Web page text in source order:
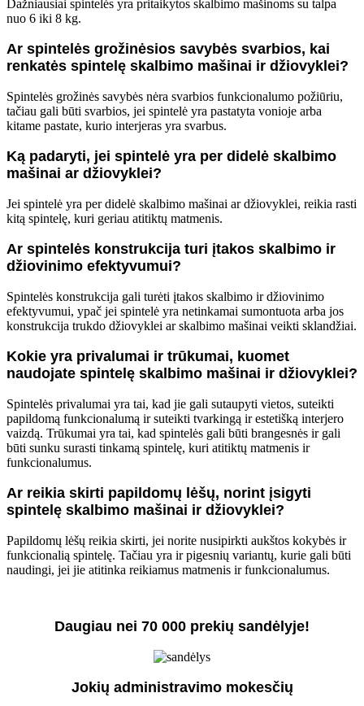
Dažniausiai spintelės yra pritaikytos skalbimo mašinoms su talpa
nuo 6 iki 8 kg.
Ar spintelės grožinėsios savybės svarbios, kai
renkatės spintelę skalbimo mašinai ir džiovyklei?
Spintelės grožinės savybės nėra svarbios funkcionalumo požiūriu,
tačiau gali būti svarbios, jei spintelė yra pastatyta vonioje arba
kitame pastate, kurio interjeras yra svarbus.
Ką padaryti, jei spintelė yra per didelė skalbimo
mašinai ar džiovyklei?
Jei spintelė yra per didelė skalbimo mašinai ar džiovyklei, reikia rasti
kitą spintelę, kuri geriau atitiktų matmenis.
Ar spintelės konstrukcija turi įtakos skalbimo ir
džiovinimo efektyvumui?
Spintelės konstrukcija gali turėti įtakos skalbimo ir džiovinimo
efektyvumui, ypač jei spintelė yra netinkamai sumontuota arba jos
konstrukcija trukdo džiovyklei ar skalbimo mašinai veikti sklandžiai.
Kokie yra privalumai ir trūkumai, kuomet
naudojate spintelę skalbimo mašinai ir džiovyklei?
Spintelės privalumai yra tai, kad jie gali sutaupyti vietos, suteikti
papildomą funkcionalumą ir suteikti tvarkingą ir estetišką interjero
vaizdą. Trūkumai yra tai, kad spintelės gali būti brangesnės ir gali
būti sunku surasti tinkamą spintelę, kuri atitiktų matmenis ir
funkcionalumus.
Ar reikia skirti papildomų lėšų, norint įsigyti
spintelę skalbimo mašinai ir džiovyklei?
Papildomų lėšų reikia skirti, jei norite nusipirkti aukštos kokybės ir
funkcionalią spintelę. Tačiau yra ir pigesnių variantų, kurie gali būti
naudingi, jei jie atitinka reikiamus matmenis ir funkcionalumus.
Daugiau nei 70 000 prekių sandėlyje!
Jokių administravimo mokesčių